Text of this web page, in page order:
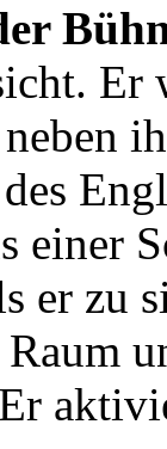
einer
er zu